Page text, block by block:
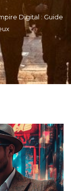
Digital : Guide